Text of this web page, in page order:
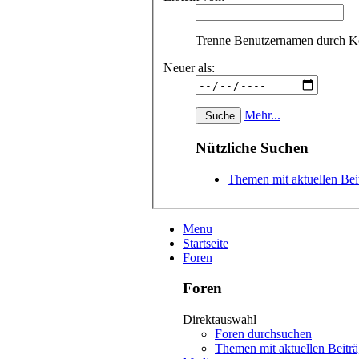
Trenne Benutzernamen durch
Neuer als:
Mehr...
Nützliche Suchen
Themen mit aktuellen
Menu
Startseite
Foren
Foren
Direktauswahl
Foren durchsuchen
Themen mit aktuellen